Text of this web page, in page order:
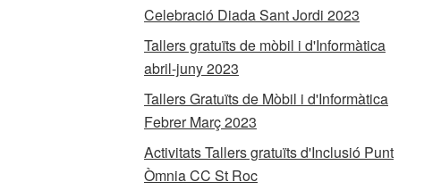
Celebració Diada Sant Jordi 2023
Tallers gratuïts de mòbil i d'Informàtica
abril-juny 2023
Tallers Gratuïts de Mòbil i d'Informàtica
Febrer Març 2023
Activitats Tallers gratuïts d'Inclusió Punt
Òmnia CC St Roc